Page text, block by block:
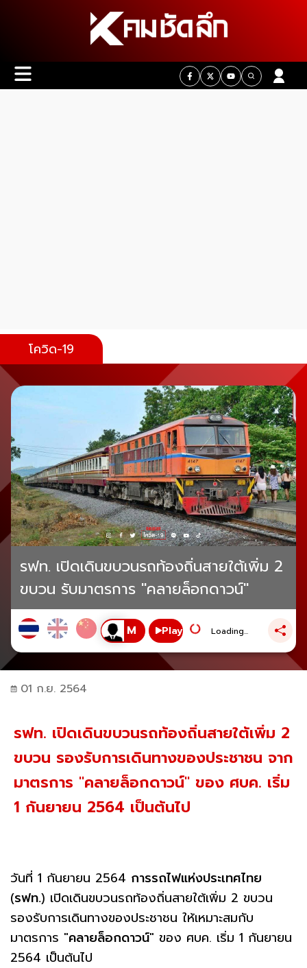
โควิด-19
รฟท. เปิดเดินขบวนรถท้องถิ่นสายใต้เพิ่ม 2
ขบวน รับมาตรการ "คลายล็อกดาวน์"
Play Loading...
01 ก.ย. 2564
รฟท. เปิดเดินขบวนรถท้องถิ่นสายใต้เพิ่ม 2
ขบวน รองรับการเดินทางของประชาชน จาก
มาตรการ "คลายล็อกดาวน์" ของ ศบค. เริ่ม
1 กันยายน 2564 เป็นต้นไป
วันที่ 1 กันยายน 2564 การรถไฟแห่งประเทศไทย
(รฟท.) เปิดเดินขบวนรถท้องถิ่นสายใต้เพิ่ม 2 ขบวน
รองรับการเดินทางของประชาชน ให้เหมาะสมกับ
มาตรการ "คลายล็อกดาวน์" ของ ศบค. เริ่ม 1 กันยายน
2564 เป็นต้นไป